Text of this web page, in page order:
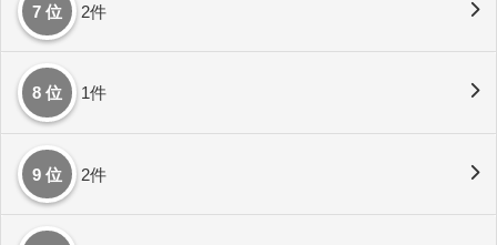
7 位 2件
8 位 1件
9 位 2件